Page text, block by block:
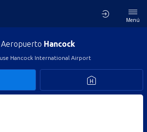
Menú
Aeropuerto Hancock
Hancock International Airport